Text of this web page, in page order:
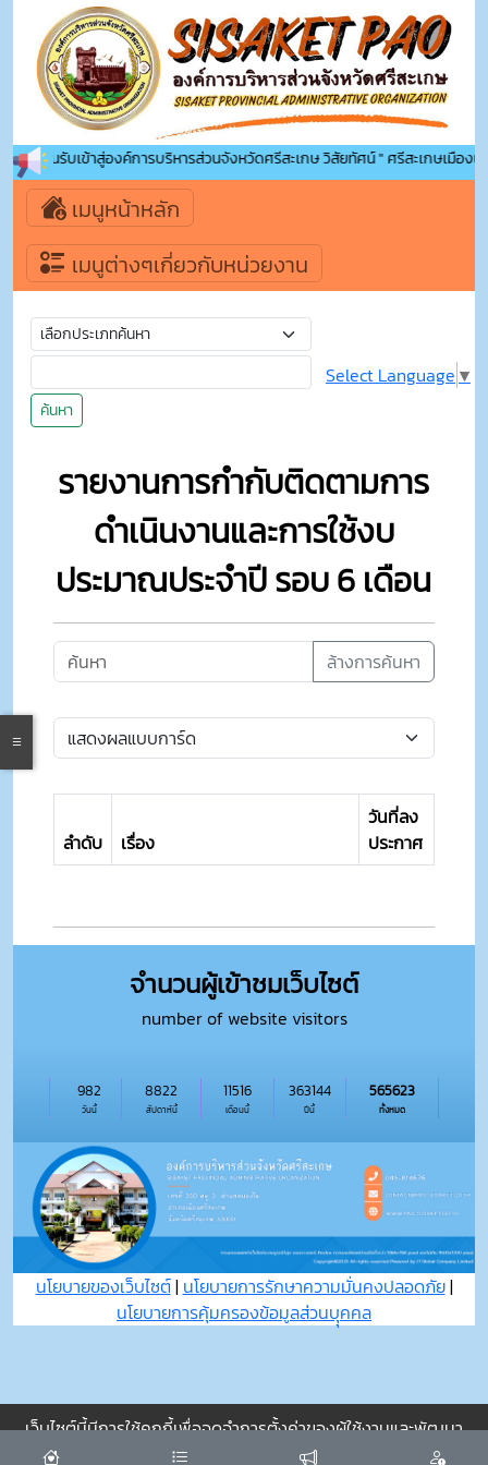
นดีต้อนรับเข้าสู่องค์การบริหารส่วนจังหวัดศรีสะเกษ วิสัยทัศน์ " ศรีสะเกษเมือง
เมนูหน้าหลัก
เมนูต่างๆเกี่ยวกับหน่วยงาน
ค้นหา
Select Language ▼
รายงานการกำกับติดตามการ
ดำเนินงานและการใช้งบ
ประมาณประจำปี รอบ 6 เดือน
ล้างการค้นหา
ลำดับ เรื่อง
วันที่ลง
ประกาศ
จำนวนผู้เข้าชมเว็บไซต์
number of website visitors
วันนี้
982
สัปดาห์นี้
8822
เดือนนี้
11516
ปีนี้
363144
ทั้งหมด
565623
นโยบายของเว็บไซต์| นโยบายการรักษาความมั่นคงปลอดภัย|
นโยบายการคุ้มครองข้อมูลส่วนบุุคคล
เว็บไซต์นี้มีการใช้คุกกี้เพื่อจดจำการตั้งค่าของผู้ใช้งานและพัฒนา
ประสบการณ์การใช้งานของคุณให้ดียิ่งขึ้น